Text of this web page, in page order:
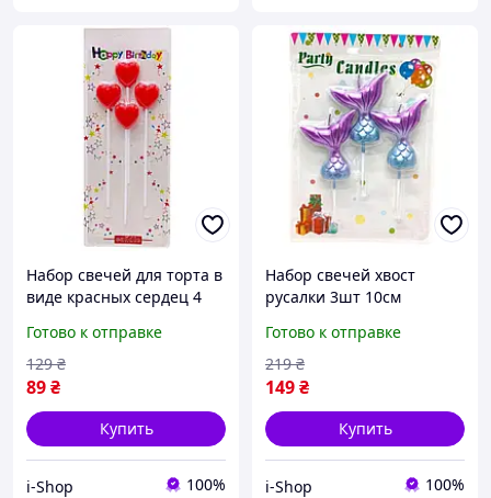
Набор свечей для торта в
виде красных сердец 4
дня рождения и
годовщины
Готово к отправке
89₴
129 ₴
Купить
i-Shop 100%
Набор свечей хвост
русалки 3шт 10см
перламутровые для торта
девочке на день
рождения
Готово к отправке
149₴
219 ₴
Купить
i-Shop 100%